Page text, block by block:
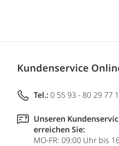
Kundenservice
Tel.: 0 55 93 - 80 29 77
Unseren
erreichen Sie:
MO-FR: 09:00 Uhr bis